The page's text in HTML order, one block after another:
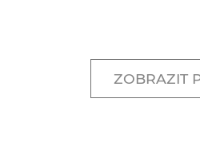
ZOBRAZIT